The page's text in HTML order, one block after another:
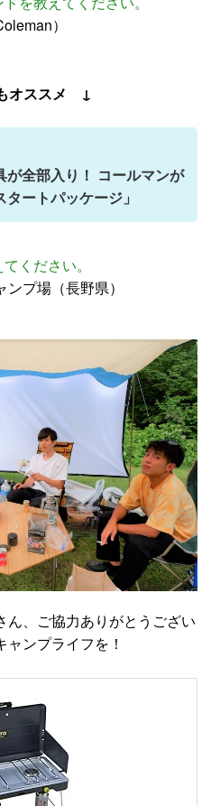
）
オススメ ↓
が全部入り！ コールマンが
ートパッケージ」
ください。
プ場（長野県）
ん、ご協力ありがとうござい
ンプライフを！